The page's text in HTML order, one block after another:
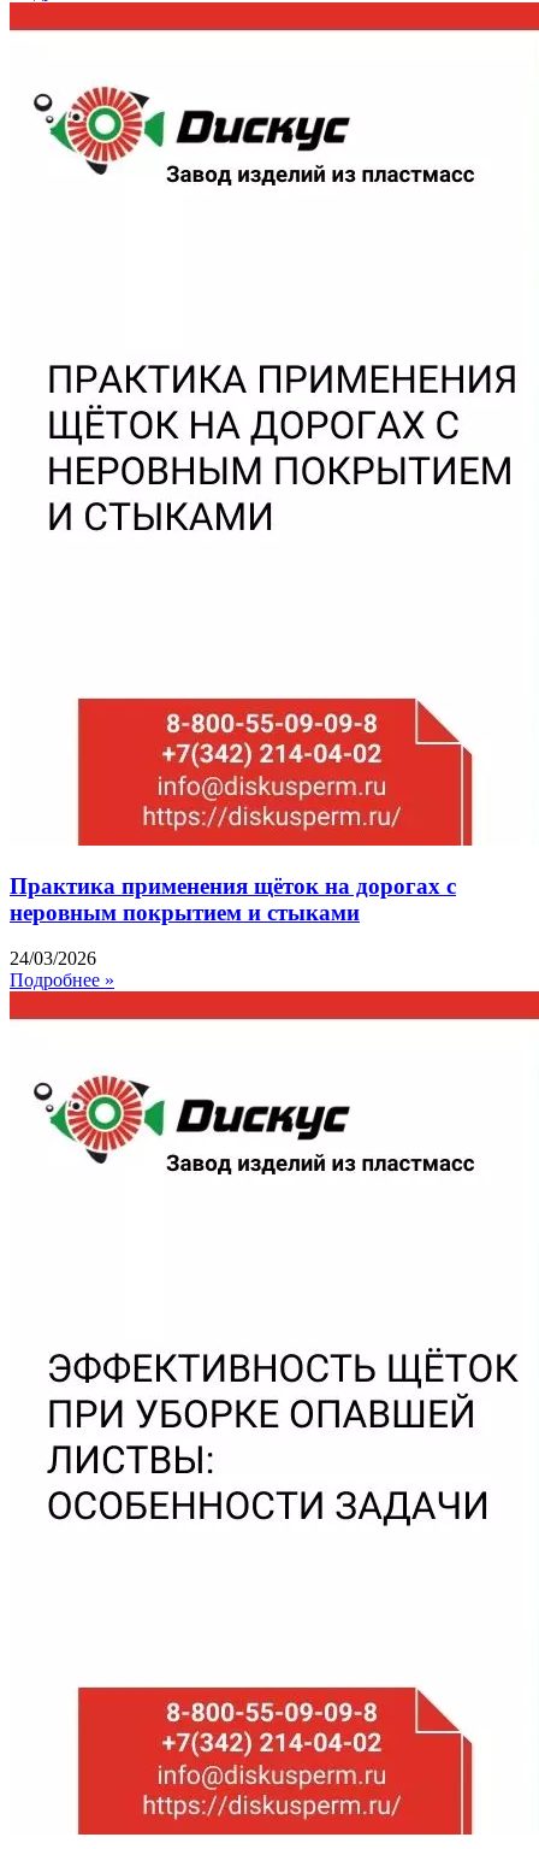
Практика применения щёток на дорогах с
неровным покрытием и стыками
24/03/2026
Подробнее »